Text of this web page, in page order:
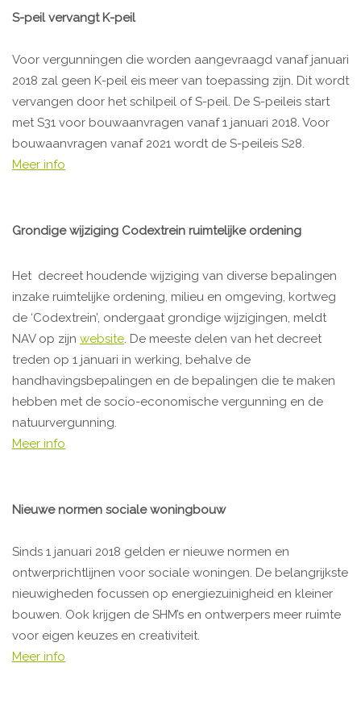
S-peil vervangt K-peil
Voor vergunningen die worden aangevraagd vanaf januari
2018 zal geen K-peil eis meer van toepassing zijn. Dit wordt
vervangen door het schilpeil of S-peil. De S-peileis start
met S31 voor bouwaanvragen vanaf 1 januari 2018. Voor
bouwaanvragen vanaf 2021 wordt de S-peileis S28.
Meer info
Grondige wijziging Codextrein ruimtelijke ordening
Het decreet houdende wijziging van diverse bepalingen
inzake ruimtelijke ordening, milieu en omgeving, kortweg
de ‘Codextrein’, ondergaat grondige wijzigingen, meldt
NAV op zijn website. De meeste delen van het decreet
treden op 1 januari in werking, behalve de
handhavingsbepalingen en de bepalingen die te maken
hebben met de socio-economische vergunning en de
natuurvergunning.
Meer info
Nieuwe normen sociale woningbouw
Sinds 1 januari 2018 gelden er nieuwe normen en
ontwerprichtlijnen voor sociale woningen. De belangrijkste
nieuwigheden focussen op energiezuinigheid en kleiner
bouwen. Ook krijgen de SHM’s en ontwerpers meer ruimte
voor eigen keuzes en creativiteit.
Meer info